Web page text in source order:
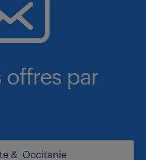
offres par